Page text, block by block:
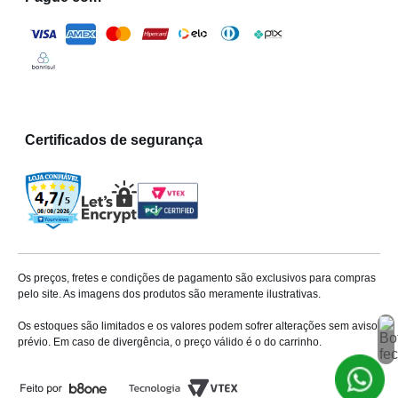
superfícies pequenas e para materiais como plásticos,
metais e cerâmicas.
rapidez de secagem.
Fitas adesivas: versatilidade e
praticidade
fitas adesivas
uma variedade de situações, desde a embalagem de
produtos até fixação temporária.
para fixação sem deixar marcas, e a silver tape, que é
resistente e útil para aplicações mais pesadas.
Silicones e selantes: proteção
Certificados de segurança
Os preços, fretes e condições de pagamento são exclusivos para compras
pelo site. As imagens dos produtos são meramente ilustrativas.
Os estoques são limitados e os valores podem sofrer alterações sem aviso
prévio. Em caso de divergência, o preço válido é o do carrinho.